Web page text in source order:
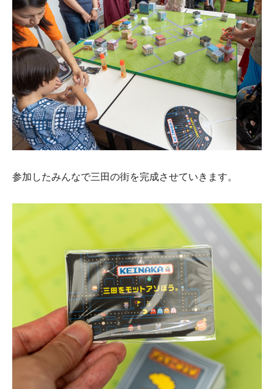
参加したみんなで三田の街を完成させていきます。